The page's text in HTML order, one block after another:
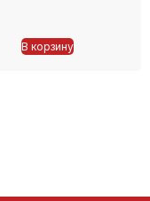
В корзину